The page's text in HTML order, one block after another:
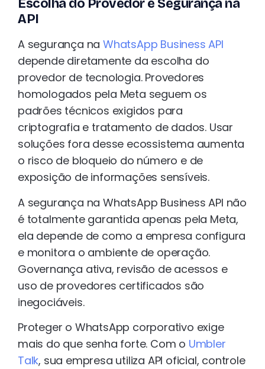
Escolha do Provedor e Segurança na
API
A segurança na WhatsApp Business API
depende diretamente da escolha do
provedor de tecnologia. Provedores
homologados pela Meta seguem os
padrões técnicos exigidos para
criptografia e tratamento de dados. Usar
soluções fora desse ecossistema aumenta
o risco de bloqueio do número e de
exposição de informações sensíveis.
A segurança na WhatsApp Business API não
é totalmente garantida apenas pela Meta,
ela depende de como a empresa configura
e monitora o ambiente de operação.
Governança ativa, revisão de acessos e
uso de provedores certificados são
inegociáveis.
Proteger o WhatsApp corporativo exige
mais do que senha forte. Com o Umbler
Talk, sua empresa utiliza API oficial, controle